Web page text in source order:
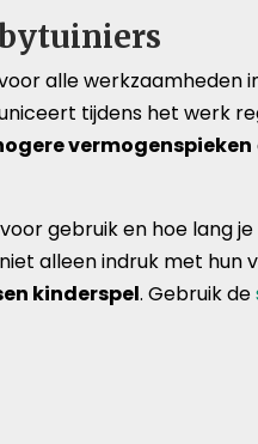
alle werkzaamheden
tijdens het werk
vermogenspieken
gebruik en hoe lang
alleen indruk met hun
kinderspel. Gebruik de